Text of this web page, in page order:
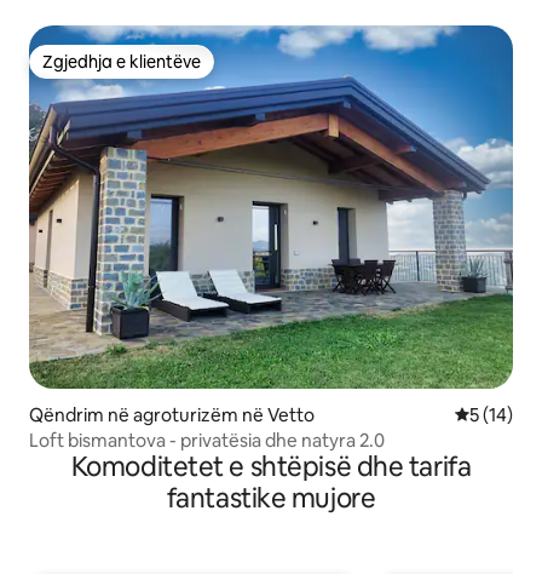
Zgjedhja e klientëve
Zgjedhja e klientëve
Qëndrim në agroturizëm në Vetto Vlerësimi
5 (14)
Loft bismantova - privatësia dhe natyra 2.0
Komoditetet e shtëpisë dhe tarifa
fantastike mujore